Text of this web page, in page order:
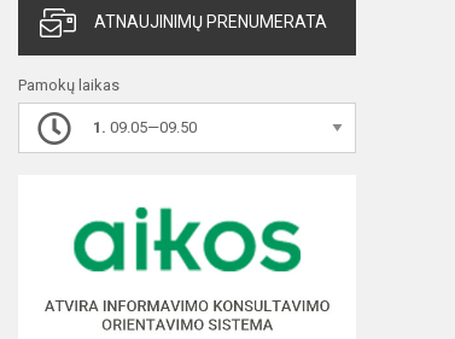
ATNAUJINIMŲ PRENUMERATA
Pamokų laikas
1. 09.05—09.50